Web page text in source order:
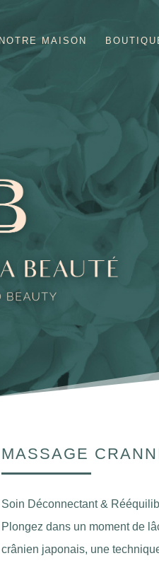
NOTRE MAISON
MASSAGE
Soin Déconnectant &
Plongez dans un moment de
crânien japonais, une